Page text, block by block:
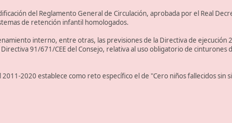
del Reglamento General de Circulación, aprobada por el Real
de retención infantil homologados.
interno, entre otras, las previsiones de la Directiva de ejecución
91/671/CEE del Consejo, relativa al uso obligatorio de cinturones
2020 establece como reto específico el de "Cero niños fallecidos